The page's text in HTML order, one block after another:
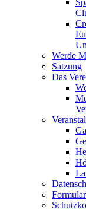
Werde
Satzung
Das